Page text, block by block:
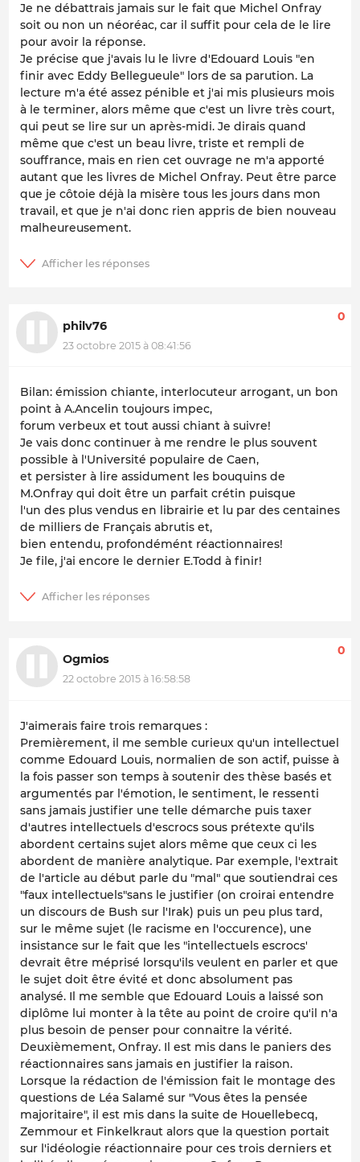
Je ne débattrais jamais sur le fait que Michel Onfray
soit ou non un néoréac, car il suffit pour cela de le lire
pour avoir la réponse.
Je précise que j'avais lu le livre d'Edouard Louis "en
finir avec Eddy Bellegueule" lors de sa parution. La
lecture m'a été assez pénible et j'ai mis plusieurs mois
à le terminer, alors même que c'est un livre très court,
qui peut se lire sur un après-midi. Je dirais quand
même que c'est un beau livre, triste et rempli de
souffrance, mais en rien cet ouvrage ne m'a apporté
autant que les livres de Michel Onfray. Peut être parce
que je côtoie déjà la misère tous les jours dans mon
travail, et que je n'ai donc rien appris de bien nouveau
malheureusement.
philv76
23 octobre 2015 à 08:41:56
0
Bilan: émission chiante, interlocuteur arrogant, un bon
point à A.Ancelin toujours impec,
forum verbeux et tout aussi chiant à suivre!
Je vais donc continuer à me rendre le plus souvent
possible à l'Université populaire de Caen,
et persister à lire assidument les bouquins de
M.Onfray qui doit être un parfait crétin puisque
l'un des plus vendus en librairie et lu par des centaines
de milliers de Français abrutis et,
bien entendu, profondémént réactionnaires!
Je file, j'ai encore le dernier E.Todd à finir!
Ogmios
22 octobre 2015 à 16:58:58
0
J'aimerais faire trois remarques :
Premièrement, il me semble curieux qu'un intellectuel
comme Edouard Louis, normalien de son actif, puisse à
la fois passer son temps à soutenir des thèse basés et
argumentés par l'émotion, le sentiment, le ressenti
sans jamais justifier une telle démarche puis taxer
d'autres intellectuels d'escrocs sous prétexte qu'ils
abordent certains sujet alors même que ceux ci les
abordent de manière analytique. Par exemple, l'extrait
de l'article au début parle du "mal" que soutiendrai ces
"faux intellectuels"sans le justifier (on croirai entendre
un discours de Bush sur l'Irak) puis un peu plus tard,
sur le même sujet (le racisme en l'occurence), une
insistance sur le fait que les "intellectuels escrocs'
devrait être méprisé lorsqu'ils veulent en parler et que
le sujet doit être évité et donc absolument pas
analysé. Il me semble que Edouard Louis a laissé son
diplôme lui monter à la tête au point de croire qu'il n'a
plus besoin de penser pour connaitre la vérité.
Deuxièmement, Onfray. Il est mis dans le paniers des
réactionnaires sans jamais en justifier la raison.
Lorsque la rédaction de l'émission fait le montage des
questions de Léa Salamé sur "Vous êtes la pensée
majoritaire", il est mis dans la suite de Houellebecq,
Zemmour et Finkelkraut alors que la question portait
sur l'idéologie réactionnaire pour ces trois derniers et